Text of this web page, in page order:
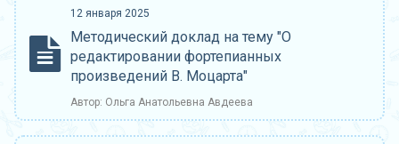
12 января 2025
Методический доклад на тему "О
редактировании фортепианных
произведений В. Моцарта"
Автор: Ольга Анатольевна Авдеева